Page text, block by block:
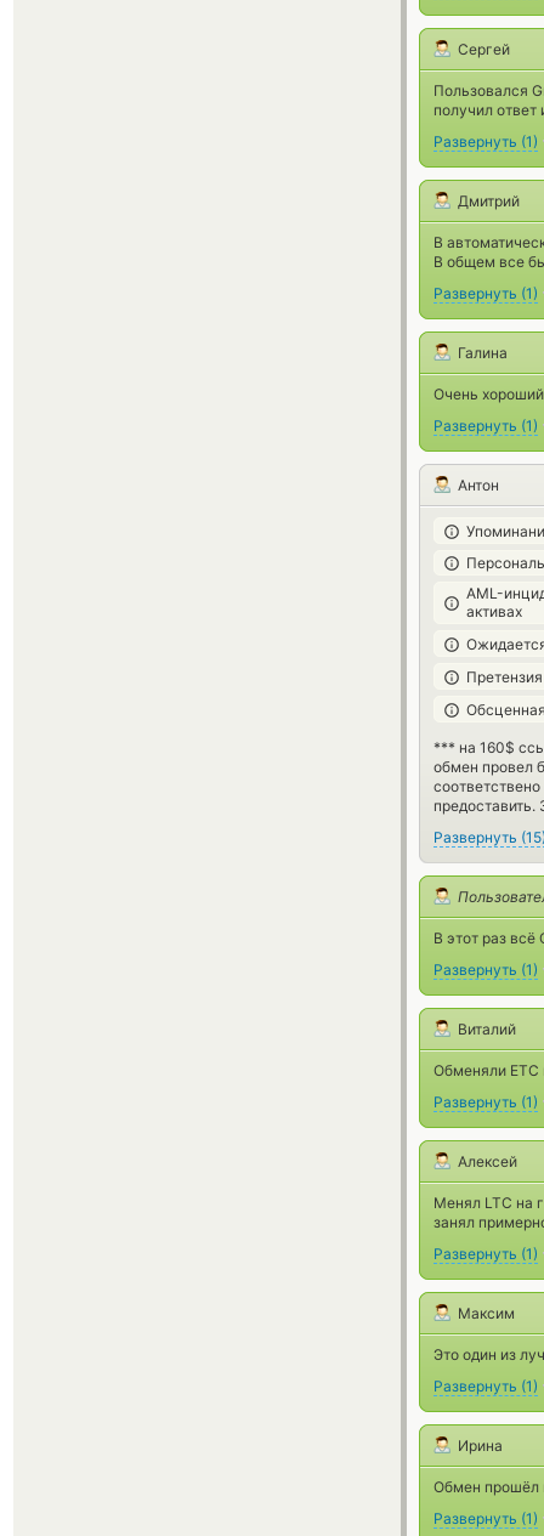
Сергей
Пользовался
получил
Развернуть (1)
Дмитрий
В
В общем все
Развернуть (1)
Галина
Очень
Развернуть (1)
Антон
AML-
активах
*** на 160$
обмен провел
предоставить.
Развернуть (15
В этот раз
Развернуть (1)
Виталий
Обменяли ETC
Развернуть (1)
Алексей
Менял LTC на
занял
Развернуть (1)
Максим
Это один из
Развернуть (1)
Ирина
Обмен прошёл
Развернуть (1)